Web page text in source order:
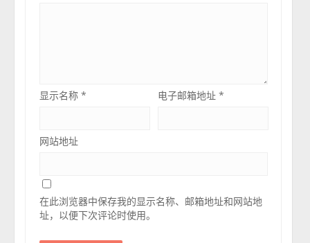
显示名称* 电子邮箱地址*
网站地址
在此浏览器中保存我的显示名称、邮箱地址和网站地
址，以便下次评论时使用。